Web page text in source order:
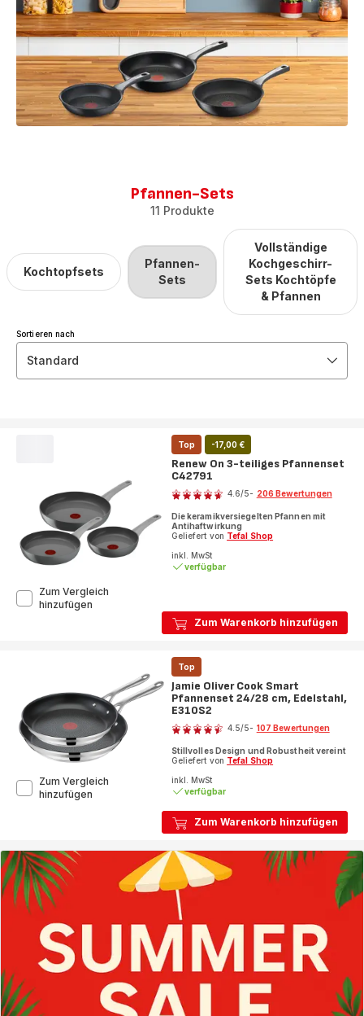
Pfannen-Sets
11 Produkte
Kochtopfsets
Pfannen-
Sets
Vollständige
Kochgeschirr-
Sets Kochtöpfe
& Pfannen
Sortieren nach
Standard
Zum Warenkorb hinzufügen
Top -17,00 €
Renew On 3-teiliges Pfannenset
C42791
Bewertung
4.6/5- 206 Bewertungen
Die keramikversiegelten Pfannen mit
Antihaftwirkung
Geliefert von Tefal Shop
inkl. MwSt
verfügbar
Zum Vergleich
hinzufügen
Zum Warenkorb hinzufügen
Top
Jamie Oliver Cook Smart
Pfannenset 24/28 cm, Edelstahl,
E310S2
Bewertung
4.5/5- 107 Bewertungen
Stillvolles Design und Robustheit vereint
Geliefert von Tefal Shop
inkl. MwSt
verfügbar
Zum Vergleich
hinzufügen
Edelstahl,